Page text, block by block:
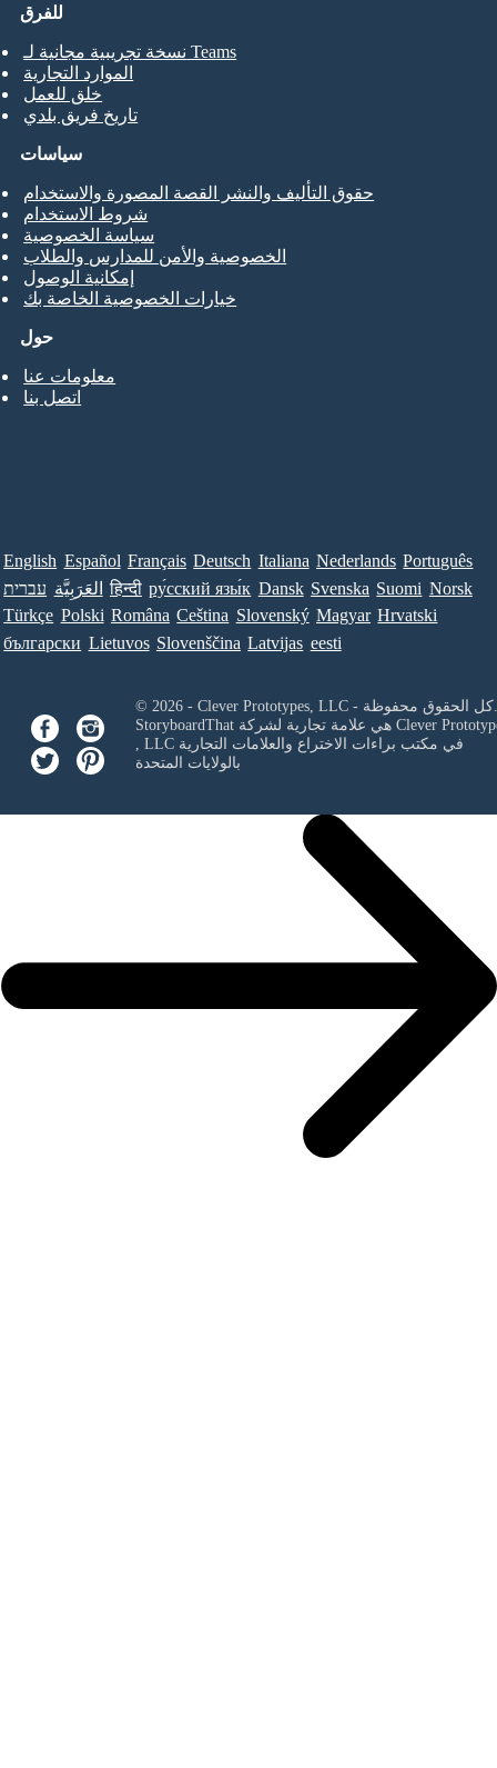
للفرق
نسخة تجريبية مجانية لـ Teams
الموارد التجارية
خلق للعمل
تاريخ فريق بلدي
حول
معلومات عنا
اتصل بنا
سياسات
حقوق التأليف والنشر القصة المصورة والاستخدام
شروط الاستخدام
سياسة الخصوصية
الخصوصية والأمن للمدارس والطلاب
إمكانية الوصول
خيارات الخصوصية الخاصة بك
English Español Français Deutsch Italiana Nederlands Português
עברית العَرَبِيَّة हिन्दी ру́сский язы́к Dansk Svenska Suomi Norsk
Türkçe Polski Româna Ceština Slovenský Magyar Hrvatski
български Lietuvos Slovenščina Latvijas eesti
© 2026 - Clever Prototypes, LLC - كل الحقوق محفوظة.
StoryboardThat هي علامة تجارية لشركة Clever
, LLCفي مكتب براءات الاختراع والعلامات التجارية
بالولايات المتحدة